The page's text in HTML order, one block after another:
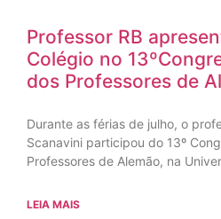
Professor RB
Colégio no
dos Professores de
Durante as férias de julho, o
Scanavini participou do 13º
Professores de Alemão, na
LEIA MAIS